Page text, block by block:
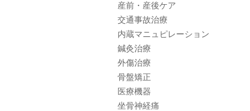
産前・産後ケア
交通事故治療
内蔵マニュピレーション
鍼灸治療
外傷治療
骨盤矯正
医療機器
坐骨神経痛